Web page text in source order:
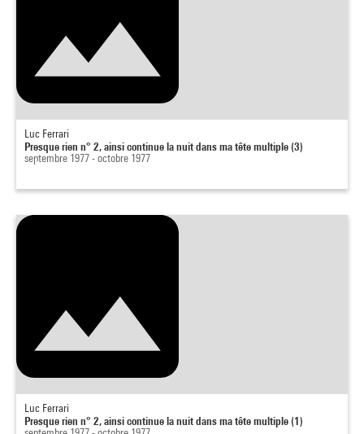
Luc Ferrari
Presque rien n° 2, ainsi continue la nuit dans ma tête multiple (3)
septembre 1977 - octobre 1977
Luc Ferrari
Presque rien n° 2, ainsi continue la nuit dans ma tête multiple (1)